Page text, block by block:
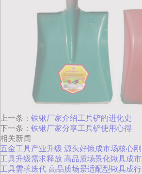
上一条： 铁锹厂家介绍工兵铲的进化史
下一条： 铁锹厂家分享工兵铲使用心得
相关新闻
五金工具产业升级 源头好锹成市场核心
工具升级需求释放 高品质场景化锹具成
工具需求迭代 高品质场景适配型锹具成